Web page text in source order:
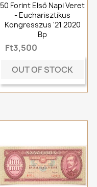
50 Forint Első Napi Veret
- Eucharisztikus
Kongresszus '21 2020
Bp
Ft3,500
OUT OF STOCK